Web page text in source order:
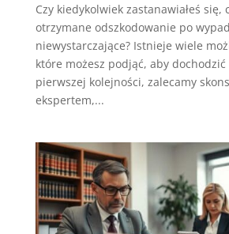
Czy kiedykolwiek zastanawiałeś się,
otrzymane odszkodowanie po
niewystarczające? Istnieje wiele
które możesz podjąć, aby
pierwszej kolejności, zalecamy
ekspertem,...